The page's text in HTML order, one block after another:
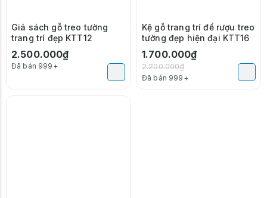
Giá sách gỗ treo tường
trang trí đẹp KTT12
2.500.000₫
Đã bán 999+
Kệ gỗ trang trí để rượu treo
tường đẹp hiện đại KTT16
1.700.000₫
2.200.000₫
Đã bán 999+